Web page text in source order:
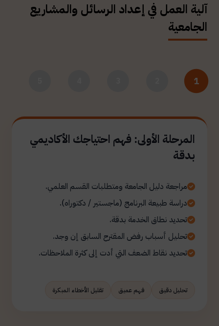
آلية العمل في إعداد الرسائل والمشاريع
الجامعية
1
المرحلة الأولى: فهم احتياجك الأكاديمي
بدقة
مراجعة دليل الجامعة ومتطلبات القسم العلمي.
دراسة طبيعة البرنامج (ماجستير / دكتوراه).
تحديد نطاق الخدمة بدقة.
تحليل أسباب رفض المقترح السابق إن وجد.
تحديد نقاط الضعف التي أدت إلى كثرة الملاحظات.
تحليل دقيق فهم عميق تقليل الأخطاء المبكرة